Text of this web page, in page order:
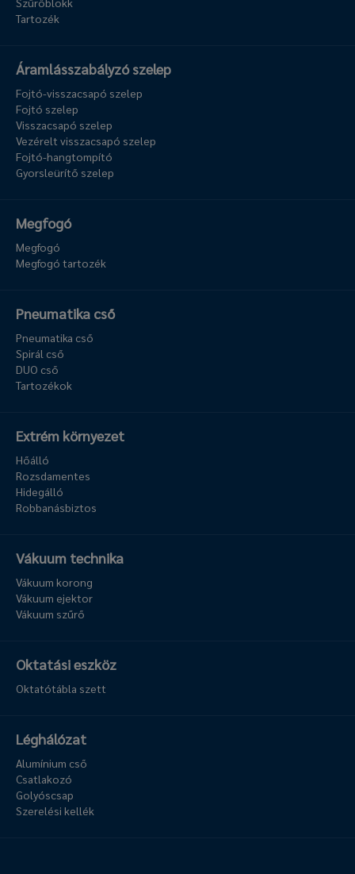
Tartozék
Áramlásszabályzó szelep
Fojtó-visszacsapó szelep
Fojtó szelep
Visszacsapó szelep
Vezérelt visszacsapó szelep
Fojtó-hangtompító
Gyorsleürítő szelep
Megfogó
Megfogó
Megfogó tartozék
Pneumatika cső
Pneumatika cső
Spirál cső
DUO cső
Tartozékok
Extrém környezet
Hőálló
Rozsdamentes
Hidegálló
Robbanásbiztos
Vákuum technika
Vákuum korong
Vákuum ejektor
Vákuum szűrő
Oktatási eszköz
Oktatótábla szett
Léghálózat
Alumínium cső
Csatlakozó
Golyóscsap
Szerelési kellék